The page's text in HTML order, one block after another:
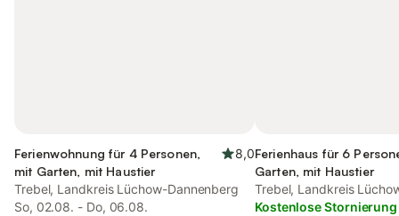
Ferienwohnung für 4 Personen,
mit Garten, mit Haustier
8,0
Trebel, Landkreis Lüchow-Dannenberg
So, 02.08. - Do, 06.08.
Ferienhaus für 6
Garten, mit Haustier
Trebel, Landkreis
Kostenlose Stornierung